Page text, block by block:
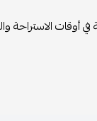
في أوقات الاستراحة